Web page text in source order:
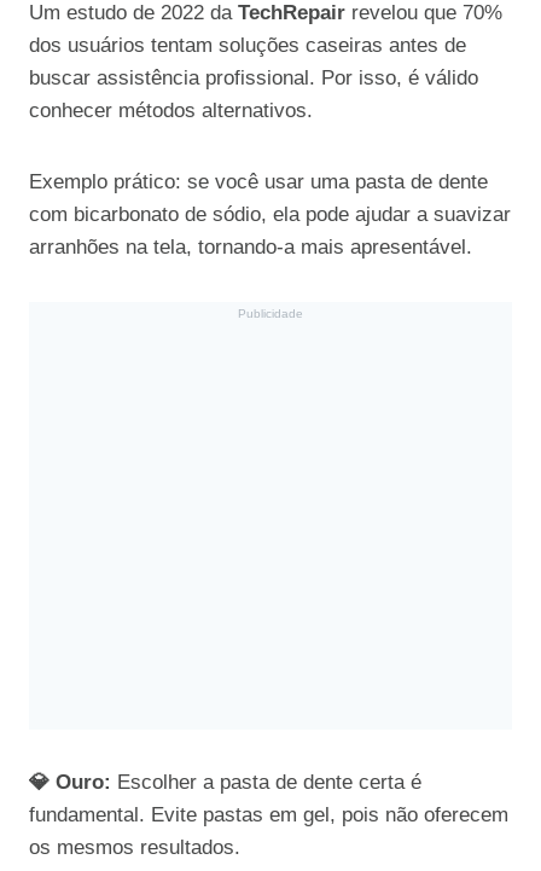
Um estudo de 2022 da TechRepair revelou que 70%
dos usuários tentam soluções caseiras antes de
buscar assistência profissional. Por isso, é válido
conhecer métodos alternativos.
Exemplo prático: se você usar uma pasta de dente
com bicarbonato de sódio, ela pode ajudar a suavizar
arranhões na tela, tornando-a mais apresentável.
Publicidade
💎 Ouro: Escolher a pasta de dente certa é
fundamental. Evite pastas em gel, pois não oferecem
os mesmos resultados.